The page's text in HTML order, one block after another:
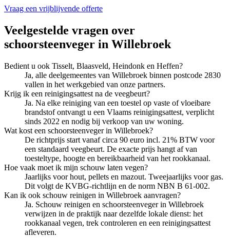
Vraag een vrijblijvende offerte
Veelgestelde vragen over
schoorsteenveger in Willebroek
Bedient u ook Tisselt, Blaasveld, Heindonk en Heffen?
Ja, alle deelgemeentes van Willebroek binnen postcode 2830
vallen in het werkgebied van onze partners.
Krijg ik een reinigingsattest na de veegbeurt?
Ja. Na elke reiniging van een toestel op vaste of vloeibare
brandstof ontvangt u een Vlaams reinigingsattest, verplicht
sinds 2022 en nodig bij verkoop van uw woning.
Wat kost een schoorsteenveger in Willebroek?
De richtprijs start vanaf circa 90 euro incl. 21% BTW voor
een standaard veegbeurt. De exacte prijs hangt af van
toesteltype, hoogte en bereikbaarheid van het rookkanaal.
Hoe vaak moet ik mijn schouw laten vegen?
Jaarlijks voor hout, pellets en mazout. Tweejaarlijks voor gas.
Dit volgt de KVBG-richtlijn en de norm NBN B 61-002.
Kan ik ook schouw reinigen in Willebroek aanvragen?
Ja. Schouw reinigen en schoorsteenveger in Willebroek
verwijzen in de praktijk naar dezelfde lokale dienst: het
rookkanaal vegen, trek controleren en een reinigingsattest
afleveren.